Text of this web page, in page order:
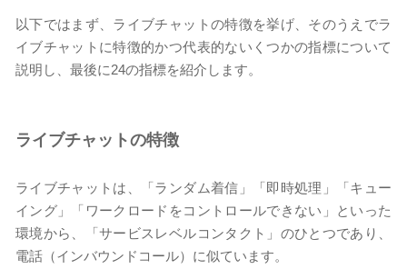
以下ではまず、ライブチャットの特徴を挙げ、そのうえでラ
イブチャットに特徴的かつ代表的ないくつかの指標について
説明し、最後に24の指標を紹介します。
ライブチャットの特徴
ライブチャットは、「ランダム着信」「即時処理」「キュー
イング」「ワークロードをコントロールできない」といった
環境から、「サービスレベルコンタクト」のひとつであり、
電話（インバウンドコール）に似ています。